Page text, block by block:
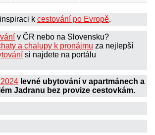
k cestování po Evropě.
v ČR nebo na Slovensku?
a chalupy k pronájmu za nejlepší
si najdete na portálu
levné ubytování v apartmánech a
Jadranu bez provize cestovkám.